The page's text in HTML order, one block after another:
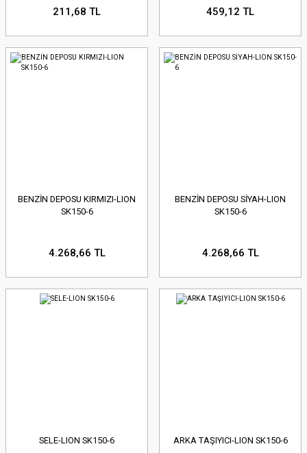
211,68 TL 459,12 TL
BENZİN DEPOSU KIRMIZI-LION
SK150-6
4.268,66 TL
BENZİN DEPOSU SİYAH-LION
SK150-6
4.268,66 TL
SELE-LION SK150-6 ARKA TAŞIYICI-LION SK150-6